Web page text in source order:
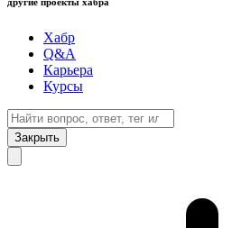
Хабр
Q&A
Карьера
Курсы
Закрыть